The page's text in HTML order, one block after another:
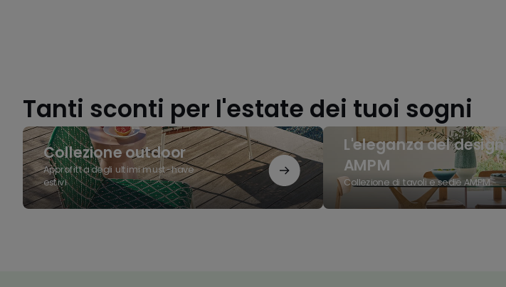
Tanti sconti per l'estate dei tuoi sogni
Collezione outdoor
Approfitta degli ultimi must-have
estivi
Collezione
outdoor
L'eleganza del design
AMPM
Collezione di tavoli e sedie AMPM
L'eleganza
del
design
AMPM